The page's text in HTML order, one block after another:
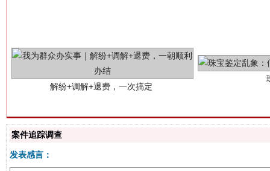
站台名比不上好声名
案件追踪调查
发表感言：